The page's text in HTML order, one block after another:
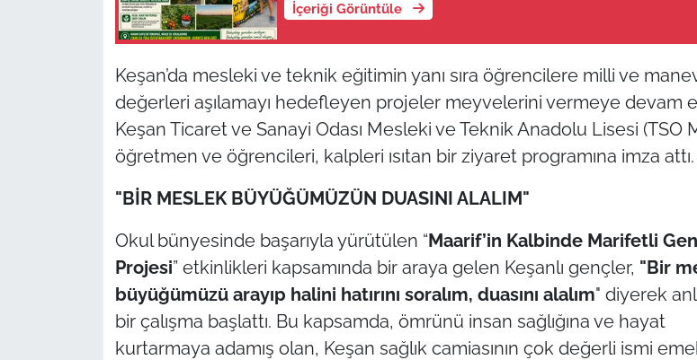
İçeriği Görüntüle
Keşan’da mesleki ve teknik eğitimin yanı sıra öğrencilere milli ve
değerleri aşılamayı hedefleyen projeler meyvelerini vermeye devam
Keşan Ticaret ve Sanayi Odası Mesleki ve Teknik Anadolu Lisesi (TSO
öğretmen ve öğrencileri, kalpleri ısıtan bir ziyaret programına imza attı.
"BİR MESLEK BÜYÜĞÜMÜZÜN DUASINI ALALIM"
Okul bünyesinde başarıyla yürütülen “Maarif’in Kalbinde Marifetli
Projesi” etkinlikleri kapsamında bir araya gelen Keşanlı gençler, "Bir
büyüğümüzü arayıp halini hatırını soralım, duasını alalım" diyerek
bir çalışma başlattı. Bu kapsamda, ömrünü insan sağlığına ve hayat
kurtarmaya adamış olan, Keşan sağlık camiasının çok değerli ismi
Bilim Teknoloji
English News
Canlı Maç
Gündem-Eğitim